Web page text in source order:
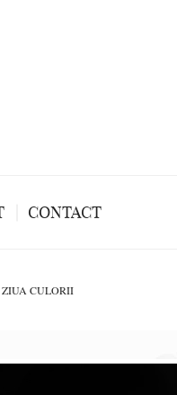
CONTACT
ZIUA CULORII